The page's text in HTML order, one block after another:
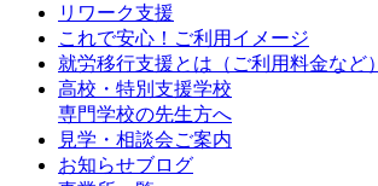
リワーク支援
これで安心！ご利用イメージ
就労移行支援とは（ご利用料金など）
高校・特別支援学校
専門学校の先生方へ
見学・相談会ご案内
お知らせブログ